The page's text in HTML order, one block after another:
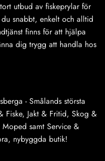
utbud av fiskeprylar för
snabbt, enkelt och alltid
finns för att hjälpa
dig trygg att handla hos
- Smålands största
Fiske, Jakt & Fritid, Skog &
samt Service &
nybyggda butik!